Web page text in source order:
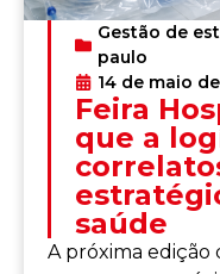
Gestão de
paulo
14 de maio
Feira
que a
saúde
A próxima edição